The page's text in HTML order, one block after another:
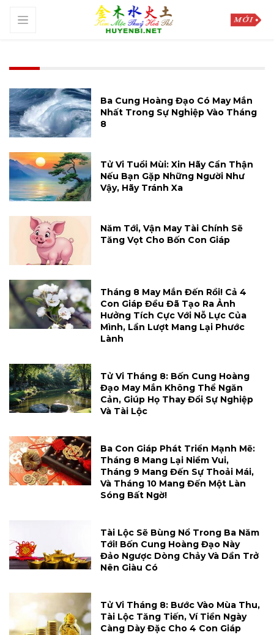
Ba Cung Hoàng Đạo Có May Mắn
Nhất Trong Sự Nghiệp Vào Tháng
8
Tử Vi Tuổi Mùi: Xin Hãy Cẩn Thận
Nếu Bạn Gặp Những Người Như
Vậy, Hãy Tránh Xa
Năm Tới, Vận May Tài Chính Sẽ
Tăng Vọt Cho Bốn Con Giáp
Tháng 8 May Mắn Đến Rồi! Cả 4
Con Giáp Đều Đã Tạo Ra Ảnh
Hưởng Tích Cực Với Nỗ Lực Của
Mình, Lần Lượt Mang Lại Phước
Lành
Tử Vi Tháng 8: Bốn Cung Hoàng
Đạo May Mắn Không Thể Ngăn
Cản, Giúp Họ Thay Đổi Sự Nghiệp
Và Tài Lộc
Ba Con Giáp Phát Triển Mạnh Mẽ:
Tháng 8 Mang Lại Niềm Vui,
Tháng 9 Mang Đến Sự Thoải Mái,
Và Tháng 10 Mang Đến Một Làn
Sóng Bất Ngờ!
Tài Lộc Sẽ Bùng Nổ Trong Ba Năm
Tới! Bốn Cung Hoàng Đạo Này
Đảo Ngược Dòng Chảy Và Dần Trở
Nên Giàu Có
Tử Vi Tháng 8: Bước Vào Mùa Thu,
Tài Lộc Tăng Tiến, Ví Tiền Ngày
Càng Dày Đặc Cho 4 Con Giáp